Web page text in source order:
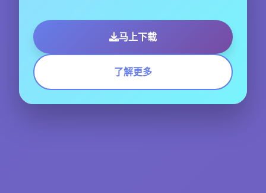
马上下载
了解更多